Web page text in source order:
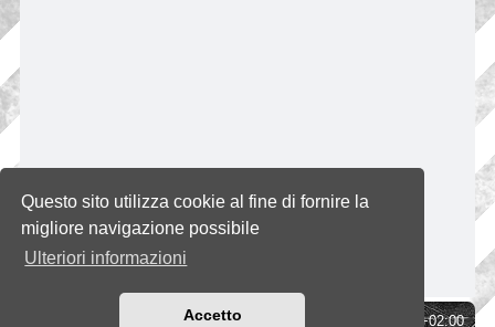
Questo sito utilizza cookie al fine di fornire la
migliore navigazione possibile
Ulteriori informazioni
Accetto UTC+02:00